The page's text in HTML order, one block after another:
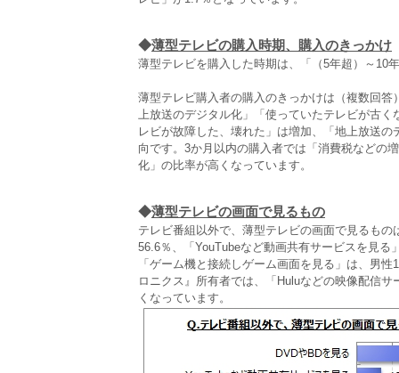
◆薄型テレビの購入時期、購入のきっかけ
薄型テレビを購入した時期は、「（5年超）～10
薄型テレビ購入者の購入のきっかけは（複数回
上放送のデジタル化」「使っていたテレビが古
レビが故障した、壊れた」は増加、「地上放送
向です。3か月以内の購入者では「消費税などの
化」の比率が高くなっています。
◆薄型テレビの画面で見るもの
テレビ番組以外で、薄型テレビの画面で見るも
56.6％、「YouTubeなど動画共有サービスを見
「ゲーム機と接続しゲーム画面を見る」は、男
ロニクス』所有者では、「Huluなどの映像配信
くなっています。